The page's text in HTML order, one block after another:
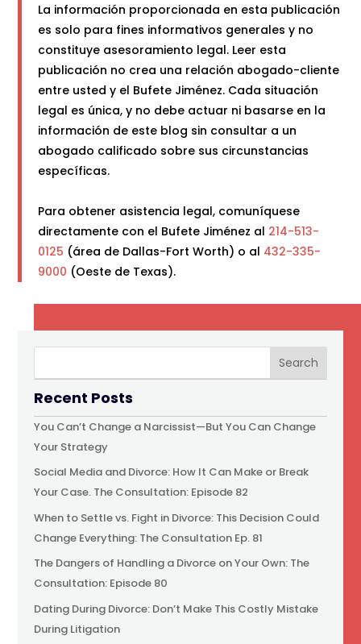
La información proporcionada en esta publicación
es solo para fines informativos generales y no
constituye asesoramiento legal. Leer esta
publicación no crea una relación abogado-cliente
entre usted y el Bufete Jiménez. Cada situación
legal es única, y no debe actuar ni basarse en la
información de este blog sin consultar a un
abogado calificado sobre sus circunstancias
específicas.
Para obtener asistencia legal, comuníquese
directamente con el Bufete Jiménez al 214-513-
0125 (área de Dallas-Fort Worth) o al 432-335-
9000 (Oeste de Texas).
Recent Posts
You Can’t Change a Narcissist—But You Can Change
Your Strategy
Social Media and Divorce: How It Can Make or Break
Your Case. The Consultation: Episode 82
When to Settle vs. Fight in Divorce: This Decision Could
Change Everything: The Consultation Ep. 81
The Dangers of Handling a Divorce on Your Own: The
Consultation: Episode 80
Dating During Divorce: Don’t Make This Costly Mistake
During Litigation